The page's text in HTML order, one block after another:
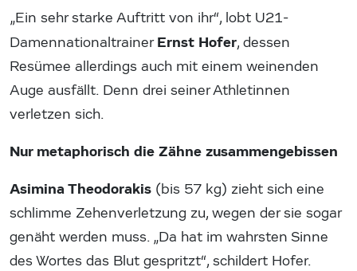
„Ein sehr starke Auftritt von ihr“, lobt U21-
DamennationaltrainerErnst Hofer, dessen
Resümee allerdings auch mit einem weinenden
Auge ausfällt. Denn drei seiner Athletinnen
verletzen sich.
Nur metaphorisch die Zähne zusammengebissen
Asimina Theodorakis (bis 57 kg) zieht sich eine
schlimme Zehenverletzung zu, wegen der sie sogar
genäht werden muss. „Da hat im wahrsten Sinne
des Wortes das Blut gespritzt“, schildert Hofer.